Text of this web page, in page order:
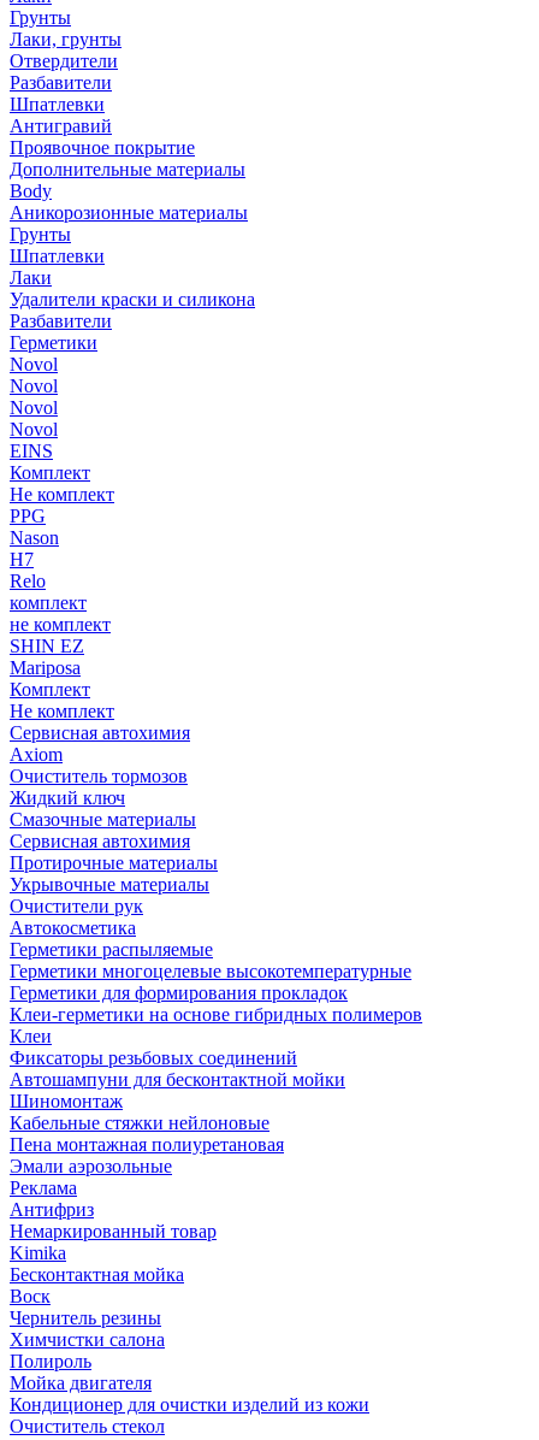
Грунты
Лаки, грунты
Отвердители
Разбавители
Шпатлевки
Антигравий
Проявочное покрытие
Дополнительные материалы
Body
Аникорозионные материалы
Грунты
Шпатлевки
Лаки
Удалители краски и силикона
Разбавители
Герметики
Novol
Novol
Novol
Novol
EINS
Комплект
Не комплект
PPG
Nason
H7
Relo
комплект
не комплект
SHIN EZ
Mariposa
Комплект
Не комплект
Сервисная автохимия
Axiom
Очиститель тормозов
Жидкий ключ
Смазочные материалы
Сервисная автохимия
Протирочные материалы
Укрывочные материалы
Очистители рук
Автокосметика
Герметики распыляемые
Герметики многоцелевые высокотемпературные
Герметики для формирования прокладок
Клеи-герметики на основе гибридных полимеров
Клеи
Фиксаторы резьбовых соединений
Автошампуни для бесконтактной мойки
Шиномонтаж
Кабельные стяжки нейлоновые
Пена монтажная полиуретановая
Эмали аэрозольные
Реклама
Антифриз
Немаркированный товар
Kimika
Бесконтактная мойка
Воск
Чернитель резины
Химчистки салона
Полироль
Мойка двигателя
Кондиционер для очистки изделий из кожи
Очиститель стекол